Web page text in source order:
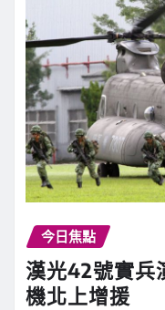
今日焦點
漢光42號實兵
機北上增援